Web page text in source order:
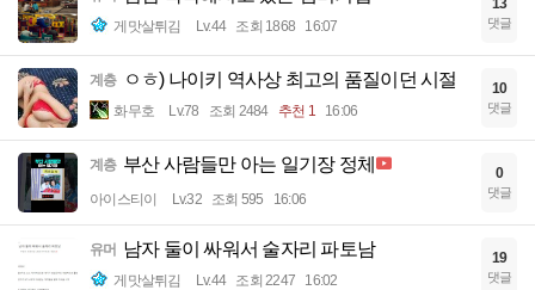
게맛살튀김 Lv.44 조회 1868 16:07
13
댓글
계층 ㅇㅎ) 나이키 역사상 최고의 품질이던 시절
화무호 Lv.78 조회 2484 추천 1 16:06
10
댓글
계층 부산 사람들만 아는 일기장 정체
아이스티이 Lv.32 조회 595 16:06
0
댓글
유머 남자 둘이 싸워서 술자리 파토남
게맛살튀김 Lv.44 조회 2247 16:02
19
댓글